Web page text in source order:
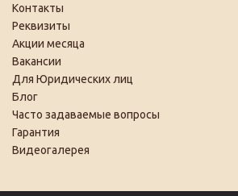
Контакты
Реквизиты
Акции месяца
Вакансии
Для Юридических лиц
Блог
Часто задаваемые вопросы
Гарантия
Видеогалерея